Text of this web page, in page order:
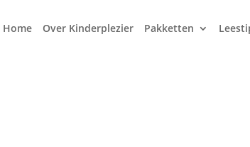
Home Over Kinderplezier Pakketten